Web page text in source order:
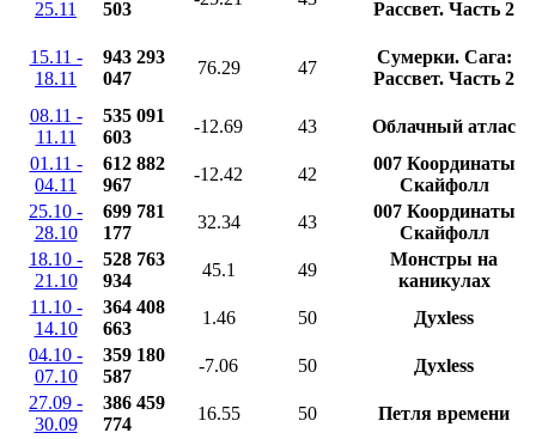
25.11
503
Рассвет. Часть 2
15.11 -
18.11
943 293
047
76.29 47
Сумерки. Сага:
Рассвет. Часть 2
08.11 -
11.11
535 091
603
-12.69 43
Облачный атлас
01.11 -
04.11
612 882
967
-12.42 42
007 Координаты
Скайфолл
25.10 -
28.10
699 781
177
32.34 43
007 Координаты
Скайфолл
18.10 -
21.10
528 763
934
45.1 49
Монстры на
каникулах
11.10 -
14.10
364 408
663
1.46 50
Духless
04.10 -
07.10
359 180
587
-7.06 50
Духless
27.09 -
30.09
386 459
774
16.55 50
Петля времени